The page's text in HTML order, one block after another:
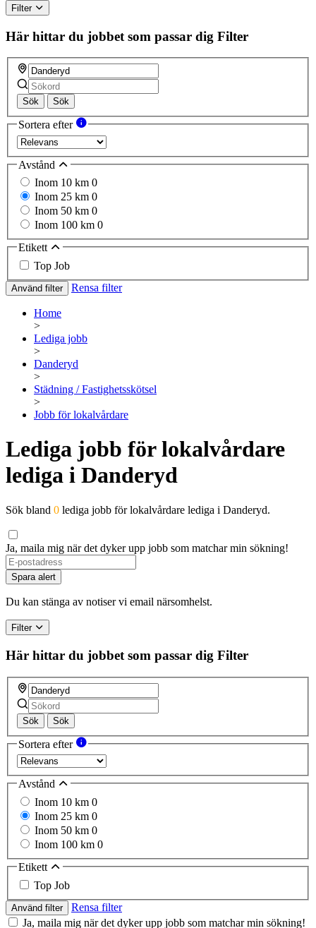
Filter
Här hittar du jobbet som passar dig Filter
Sök Sök
Sortera efter
Avstånd
Inom 10 km 0
Inom 25 km 0
Inom 50 km 0
Inom 100 km 0
Etikett
Top Job
Använd filter Rensa filter
Home
>
Lediga jobb
>
Danderyd
>
Städning / Fastighetsskötsel
>
Jobb för lokalvårdare
Lediga jobb för lokalvårdare
lediga i Danderyd
Sök bland 0 lediga jobb för lokalvårdare lediga i Danderyd.
Ja, maila mig när det dyker upp jobb som matchar min sökning!
Spara alert
Du kan stänga av notiser vi email närsomhelst.
Filter
Här hittar du jobbet som passar dig Filter
Sök Sök
Sortera efter
Avstånd
Inom 10 km 0
Inom 25 km 0
Inom 50 km 0
Inom 100 km 0
Etikett
Top Job
Använd filter
Rensa filter
Ja, maila mig när det dyker upp jobb som matchar min sökning!